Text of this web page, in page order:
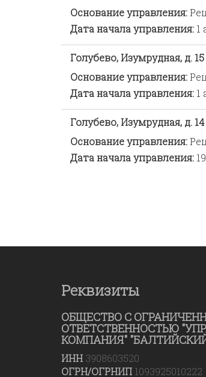
Основание управления:
Дата начала управления: 1
Голубево, Изумрудная, д. 15
Основание управления:
Дата начала управления: 1
Голубево, Изумрудная, д. 14
Основание управления:
Дата начала управления:
Реквизиты
ОБЩЕСТВО С
ОТВЕТСТВЕННОСТЬЮ
КОМПАНИЯ"
ИНН 3908603520
ОГРН/ОГРНИП 1093925010222